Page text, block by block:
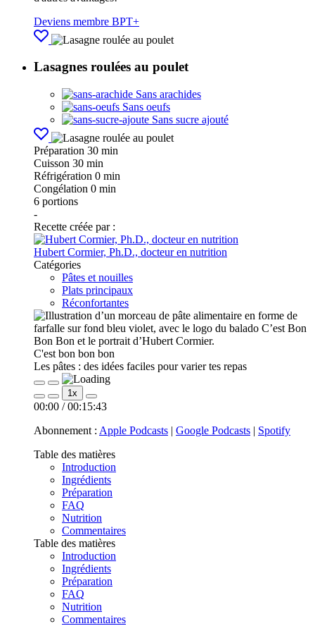
Deviens membre BPT+
Lasagnes roulées au poulet
Sans arachides
Sans oeufs
Sans sucre ajouté
Préparation 30 min
Cuisson 30 min
Réfrigération 0 min
Congélation 0 min
6 portions
-
Recette créée par :
Hubert Cormier, Ph.D., docteur en nutrition
Catégories
Pâtes et nouilles
Plats principaux
Réconfortantes
C'est bon bon bon
Les pâtes : des idées faciles pour varier tes repas
Play
Episode
Pause
Episode
1x
00:00 / 00:15:43
Abonnement : Apple Podcasts | Google Podcasts | Spotify
Table des matières
Introduction
Ingrédients
Préparation
FAQ
Nutrition
Commentaires
Table des matières
Introduction
Ingrédients
Préparation
FAQ
Nutrition
Commentaires